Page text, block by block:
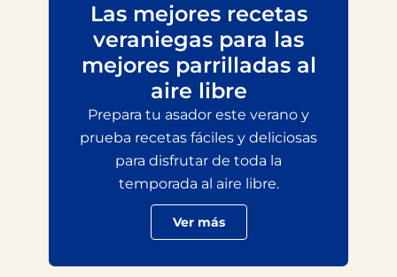
Las mejores recetas
veraniegas para las
mejores parrilladas al
aire libre
Prepara tu asador este verano y
prueba recetas fáciles y deliciosas
para disfrutar de toda la
temporada al aire libre.
Ver más